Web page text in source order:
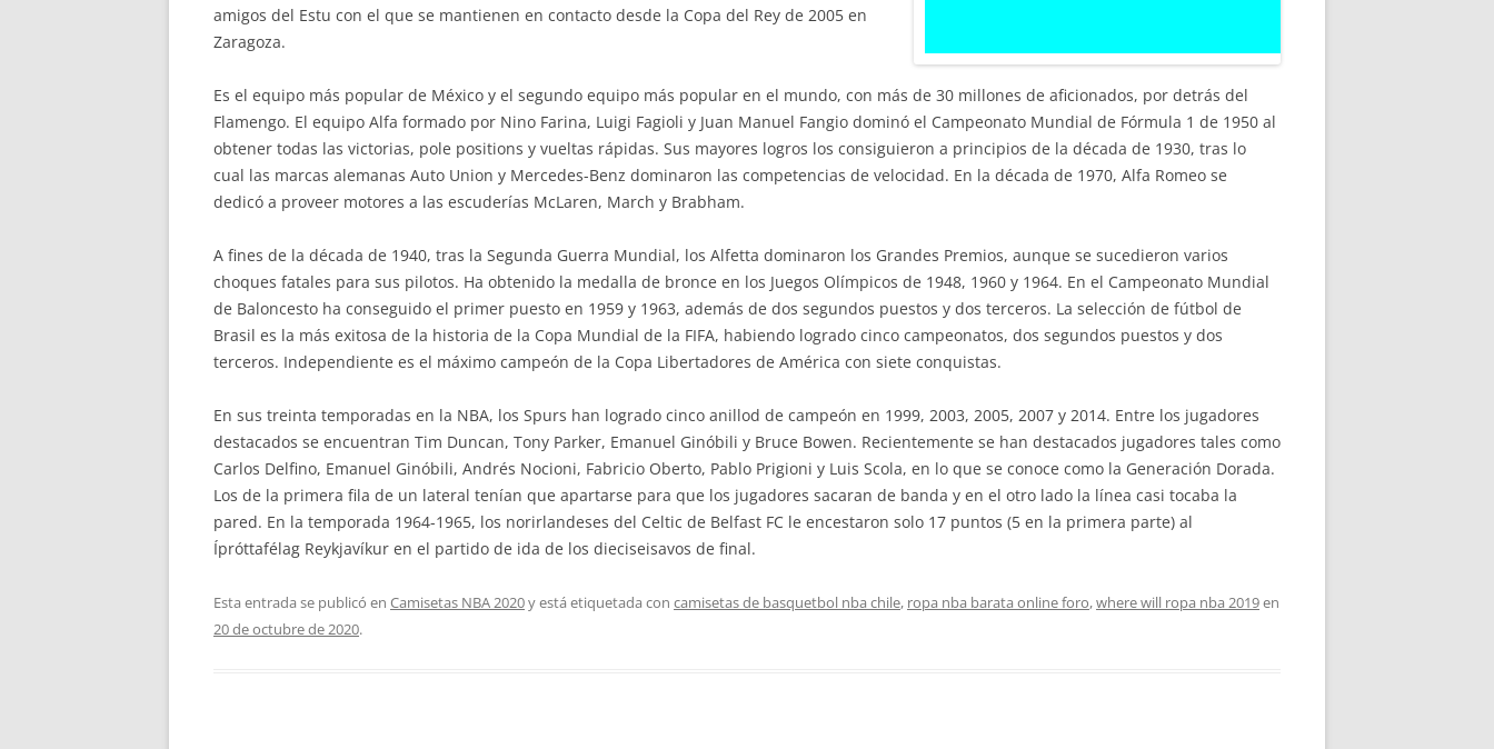
amigos del Estu con el que se mantienen en contacto desde la Copa del Rey de 2005 en
Zaragoza.
Es el equipo más popular de México y el segundo equipo más popular en el mundo, con más de 30 millones de aficionados, por detrás del
Flamengo. El equipo Alfa formado por Nino Farina, Luigi Fagioli y Juan Manuel Fangio dominó el Campeonato Mundial de Fórmula 1 de 1950 al
obtener todas las victorias, pole positions y vueltas rápidas. Sus mayores logros los consiguieron a principios de la década de 1930, tras lo
cual las marcas alemanas Auto Union y Mercedes-Benz dominaron las competencias de velocidad. En la década de 1970, Alfa Romeo se
dedicó a proveer motores a las escuderías McLaren, March y Brabham.
A fines de la década de 1940, tras la Segunda Guerra Mundial, los Alfetta dominaron los Grandes Premios, aunque se sucedieron varios
choques fatales para sus pilotos. Ha obtenido la medalla de bronce en los Juegos Olímpicos de 1948, 1960 y 1964. En el Campeonato Mundial
de Baloncesto ha conseguido el primer puesto en 1959 y 1963, además de dos segundos puestos y dos terceros. La selección de fútbol de
Brasil es la más exitosa de la historia de la Copa Mundial de la FIFA, habiendo logrado cinco campeonatos, dos segundos puestos y dos
terceros. Independiente es el máximo campeón de la Copa Libertadores de América con siete conquistas.
En sus treinta temporadas en la NBA, los Spurs han logrado cinco anillod de campeón en 1999, 2003, 2005, 2007 y 2014. Entre los jugadores
destacados se encuentran Tim Duncan, Tony Parker, Emanuel Ginóbili y Bruce Bowen. Recientemente se han destacados jugadores tales como
Carlos Delfino, Emanuel Ginóbili, Andrés Nocioni, Fabricio Oberto, Pablo Prigioni y Luis Scola, en lo que se conoce como la Generación Dorada.
Los de la primera fila de un lateral tenían que apartarse para que los jugadores sacaran de banda y en el otro lado la línea casi tocaba la
pared. En la temporada 1964-1965, los norirlandeses del Celtic de Belfast FC le encestaron solo 17 puntos (5 en la primera parte) al
Ípróttafélag Reykjavíkur en el partido de ida de los dieciseisavos de final.
Esta entrada se publicó en Camisetas NBA 2020y está etiquetada con camisetas de basquetbol nba chile, ropa nba barata online foro,where will ropa nba 2019en
20 de octubre de 2020.